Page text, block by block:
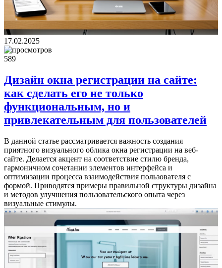
17.02.2025
589
Дизайн окна регистрации на сайте:
как сделать его не только
функциональным, но и
привлекательным для пользователей
В данной статье рассматривается важность создания
приятного визуального облика окна регистрации на веб-
сайте. Делается акцент на соответствие стилю бренда,
гармоничном сочетании элементов интерфейса и
оптимизации процесса взаимодействия пользователя с
формой. Приводятся примеры правильной структуры дизайна
и методов улучшения пользовательского опыта через
визуальные стимулы.